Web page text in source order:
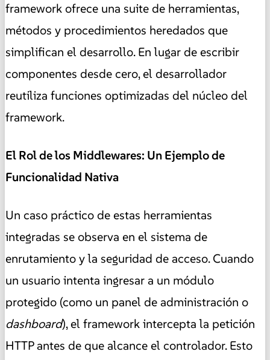
framework ofrece una suite de herramientas,
métodos y procedimientos heredados que
simplifican el desarrollo. En lugar de escribir
componentes desde cero, el desarrollador
reutiliza funciones optimizadas del núcleo del
framework.
El Rol de los Middlewares: Un Ejemplo de
Funcionalidad Nativa
Un caso práctico de estas herramientas
integradas se observa en el sistema de
enrutamiento y la seguridad de acceso. Cuando
un usuario intenta ingresar a un módulo
protegido (como un panel de administración o
dashboard), el framework intercepta la petición
HTTP antes de que alcance el controlador. Esto